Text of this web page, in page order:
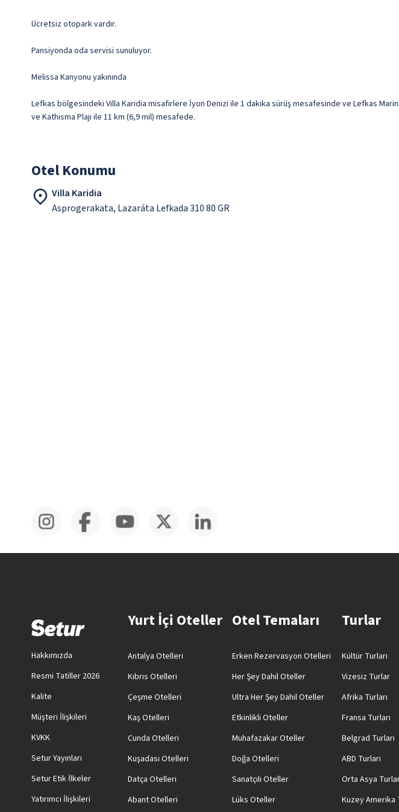
Ücretsiz otopark vardır.
Pansiyonda oda servisi sunuluyor.
Melissa Kanyonu yakınında
Lefkas bölgesindeki Villa Karidia misafirlere İyon Denizi ile 1 dakika sürüş mesafesinde ve Lefkas
ve Kathisma Plajı ile 11 km (6,9 mil) mesafede.
Otel Konumu
Villa Karidia
Asprogerakata, Lazaráta Lefkada 310 80 GR
Hakkımızda
Resmi Tatiller 2026
Kalite
Müşteri İlişkileri
KVKK
Setur Yayınları
Setur Etik İlkeler
Yatırımcı İlişkileri
Yurt İçi Oteller
Antalya Otelleri
Kıbrıs Otelleri
Çeşme Otelleri
Kaş Otelleri
Cunda Otelleri
Kuşadası Otelleri
Datça Otelleri
Abant Otelleri
Otel Temaları
Erken Rezervasyon Otelleri
Her Şey Dahil Oteller
Ultra Her Şey Dahil Oteller
Etkinlikli Oteller
Muhafazakar Oteller
Doğa Otelleri
Sanatçılı Oteller
Lüks Oteller
Turlar
Kültür Turları
Vizesiz Turlar
Afrika Turları
Fransa Turları
Belgrad Turları
ABD Turları
Orta Asya
Kuzey Amerika